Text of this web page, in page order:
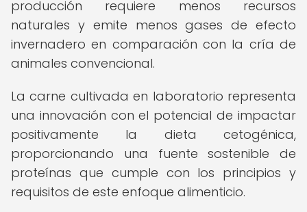
producción requiere menos recursos
naturales y emite menos gases de efecto
invernadero en comparación con la cría de
animales convencional.
La carne cultivada en laboratorio representa
una innovación con el potencial de impactar
positivamente la dieta cetogénica,
proporcionando una fuente sostenible de
proteínas que cumple con los principios y
requisitos de este enfoque alimenticio.